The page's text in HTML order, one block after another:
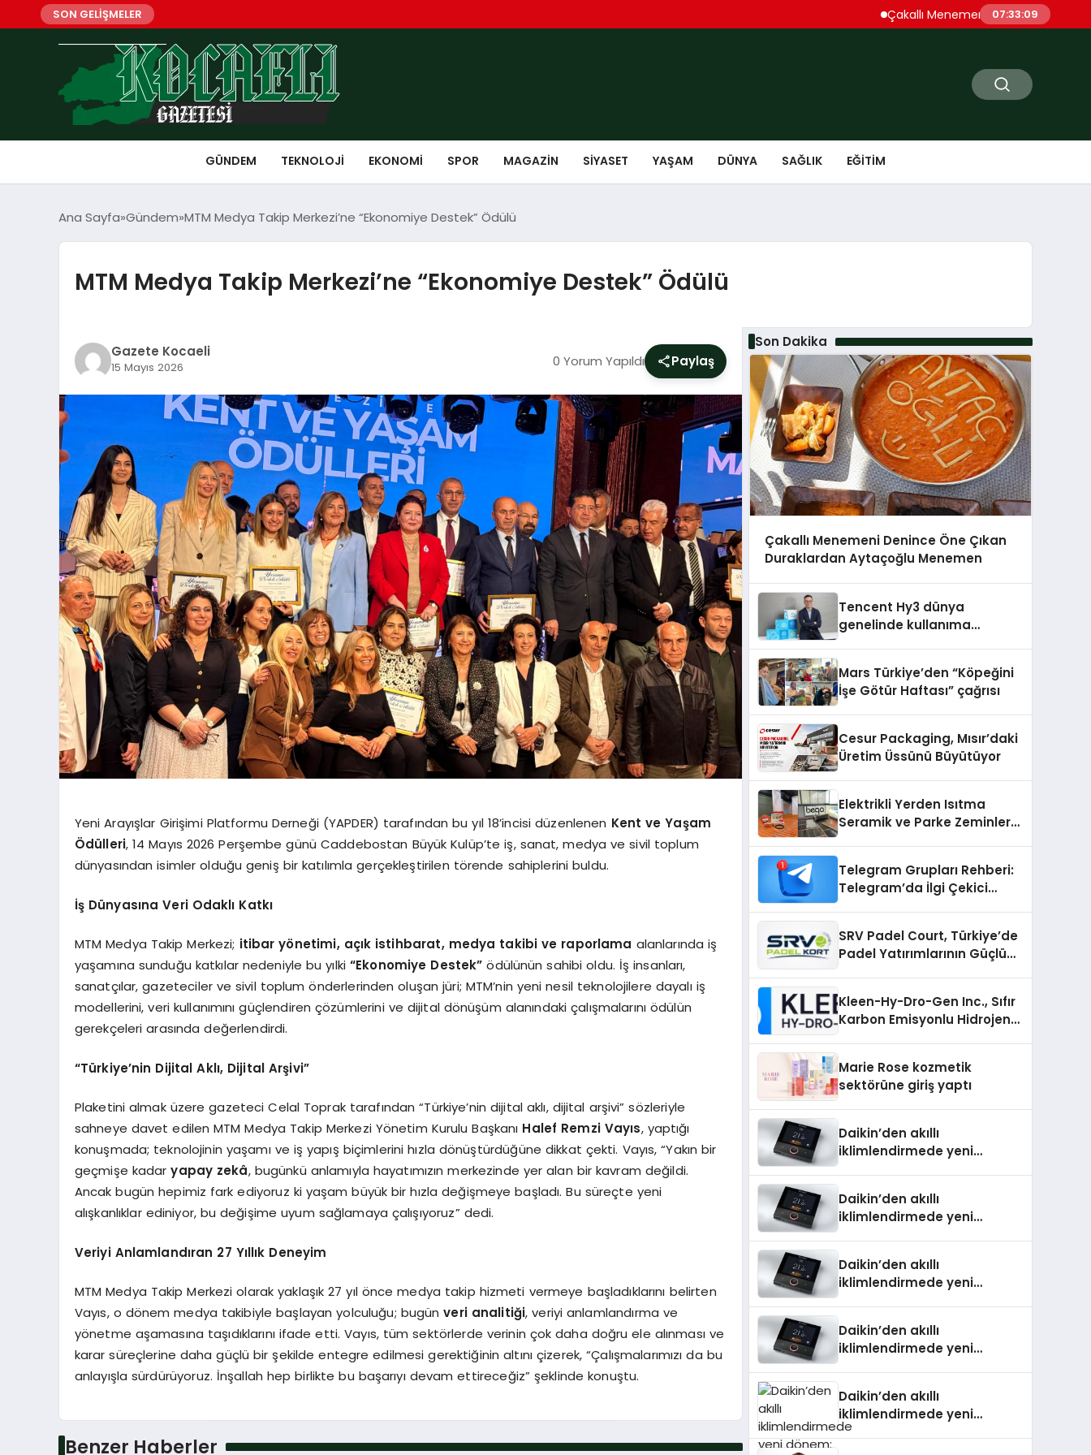
SON GELİŞMELER Çakallı Menemeni Denince Öne Çıkan
07:33:10
GÜNDEM TEKNOLOJI EKONOMI SPOR MAGAZIN SIYASET YAŞAM DÜNYA SAĞLIK EĞITIM
Ana Sayfa Gündem MTM Medya Takip Merkezi’ne “Ekonomiye Destek” Ödülü
MTM Medya Takip Merkezi’ne “Ekonomiye Destek” Ödülü
Gazete Kocaeli
15 Mayıs 2026 0 Yorum Yapıldı Paylaş
Yeni Arayışlar Girişimi Platformu Derneği (YAPDER) tarafından bu yıl 18’incisi düzenlenen Kent ve Yaşam
Ödülleri, 14 Mayıs 2026 Perşembe günü Caddebostan Büyük Kulüp’te iş, sanat, medya ve sivil toplum
dünyasından isimler olduğu geniş bir katılımla gerçekleştirilen törende sahiplerini buldu.
İş Dünyasına Veri Odaklı Katkı
MTM Medya Takip Merkezi; itibar yönetimi, açık istihbarat, medya takibi ve raporlama alanlarında iş
yaşamına sunduğu katkılar nedeniyle bu yılki “Ekonomiye Destek” ödülünün sahibi oldu. İş insanları,
sanatçılar, gazeteciler ve sivil toplum önderlerinden oluşan jüri; MTM’nin yeni nesil teknolojilere dayalı iş
modellerini, veri kullanımını güçlendiren çözümlerini ve dijital dönüşüm alanındaki çalışmalarını ödülün
gerekçeleri arasında değerlendirdi.
“Türkiye’nin Dijital Aklı, Dijital Arşivi”
Plaketini almak üzere gazeteci Celal Toprak tarafından “Türkiye’nin dijital aklı, dijital arşivi” sözleriyle
sahneye davet edilen MTM Medya Takip Merkezi Yönetim Kurulu Başkanı Halef Remzi Vayıs, yaptığı
konuşmada; teknolojinin yaşamı ve iş yapış biçimlerini hızla dönüştürdüğüne dikkat çekti. Vayıs, “Yakın bir
geçmişe kadaryapay zekâ, bugünkü anlamıyla hayatımızın merkezinde yer alan bir kavram değildi.
Ancak bugün hepimiz fark ediyoruz ki yaşam büyük bir hızla değişmeye başladı. Bu süreçte yeni
alışkanlıklar ediniyor, bu değişime uyum sağlamaya çalışıyoruz” dedi.
Veriyi Anlamlandıran 27 Yıllık Deneyim
MTM Medya Takip Merkezi olarak yaklaşık 27 yıl önce medya takip hizmeti vermeye başladıklarını belirten
Vayıs, o dönem medya takibiyle başlayan yolculuğu; bugünveri analitiği, veriyi anlamlandırma ve
yönetme aşamasına taşıdıklarını ifade etti. Vayıs, tüm sektörlerde verinin çok daha doğru ele alınması ve
karar süreçlerine daha güçlü bir şekilde entegre edilmesi gerektiğinin altını çizerek, “Çalışmalarımızı da bu
anlayışla sürdürüyoruz. İnşallah hep birlikte bu başarıyı devam ettireceğiz” şeklinde konuştu.
Benzer Haberler
Son Dakika
Çakallı Menemeni Denince Öne Çıkan
Duraklardan Aytaçoğlu Menemen
Tencent Hy3 dünya
genelinde kullanıma
Mars Türkiye’den “Köpeğini
İşe Götür Haftası” çağrısı
Cesur Packaging, Mısır’daki
Üretim Üssünü Büyütüyor
Elektrikli Yerden Isıtma
Seramik ve Parke Zeminler
Telegram Grupları Rehberi:
Telegram’da İlgi Çekici
SRV Padel Court, Türkiye’de
Padel Yatırımlarının Güçlü
Kleen-Hy-Dro-Gen Inc., Sıfır
Karbon Emisyonlu Hidrojen
Aldı
Marie Rose kozmetik
sektörüne giriş yaptı
Daikin’den akıllı
iklimlendirmede yeni
Daikin’den akıllı
iklimlendirmede yeni
Daikin’den akıllı
iklimlendirmede yeni
Daikin’den akıllı
iklimlendirmede yeni
Daikin’den akıllı
iklimlendirmede yeni
dönem: Madoka Plus